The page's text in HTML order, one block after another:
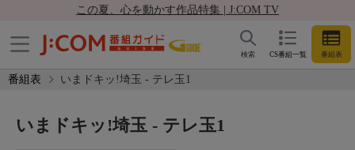
この夏、心を動かす作品特集 | J:COM TV
CS番組一覧 番組表
検索
番組表 いまドキッ!埼玉 - テレ玉1
いまドキッ!埼玉 - テレ玉1